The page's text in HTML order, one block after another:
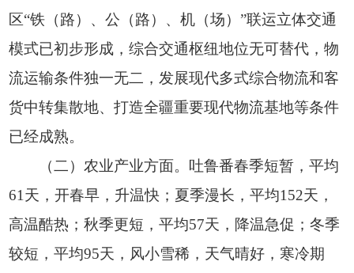
区“铁（路）、公（路）、机（场）”联运立体交通
模式已初步形成，综合交通枢纽地位无可替代，物
流运输条件独一无二，发展现代多式综合物流和客
货中转集散地、打造全疆重要现代物流基地等条件
已经成熟。
（二）农业产业方面。吐鲁番春季短暂，平均
61天，开春早，升温快；夏季漫长，平均152天，
高温酷热；秋季更短，平均57天，降温急促；冬季
较短，平均95天，风小雪稀，天气晴好，寒冷期